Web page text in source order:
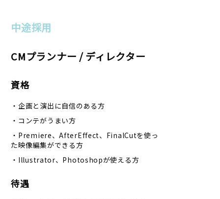
中途採用
CMプランナー / ディレクター
資格
・企画と演出に自信のある方
・コンテがうまい方
・Premiere、AfterEffect、FinalCutを使っ
た映像編集ができる方
・Illustrator、Photoshopが使える方
待遇